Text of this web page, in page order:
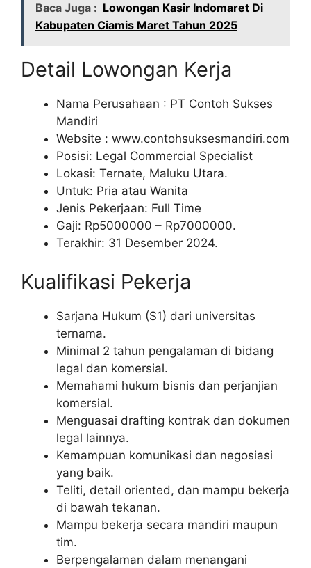
Baca Juga : Lowongan Kasir Indomaret Di
Kabupaten Ciamis Maret Tahun 2025
Detail Lowongan Kerja
Nama Perusahaan : PT Contoh Sukses
Mandiri
Website : www.contohsuksesmandiri.com
Posisi: Legal Commercial Specialist
Lokasi: Ternate, Maluku Utara.
Untuk: Pria atau Wanita
Jenis Pekerjaan: Full Time
Gaji: Rp5000000 – Rp7000000.
Terakhir: 31 Desember 2024.
Kualifikasi Pekerja
Sarjana Hukum (S1) dari universitas
ternama.
Minimal 2 tahun pengalaman di bidang
legal dan komersial.
Memahami hukum bisnis dan perjanjian
komersial.
Menguasai drafting kontrak dan dokumen
legal lainnya.
Kemampuan komunikasi dan negosiasi
yang baik.
Teliti, detail oriented, dan mampu bekerja
di bawah tekanan.
Mampu bekerja secara mandiri maupun
tim.
Berpengalaman dalam menangani